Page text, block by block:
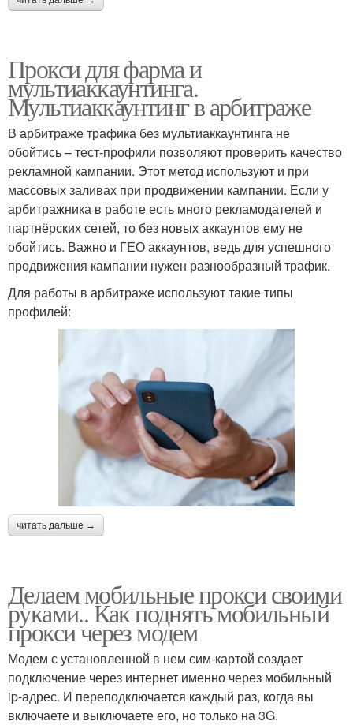
Прокси для фарма и
мультиаккаунтинга.
Мультиаккаунтинг в арбитраже
В арбитраже трафика без мультиаккаунтинга не
обойтись – тест-профили позволяют проверить качество
рекламной кампании. Этот метод используют и при
массовых заливах при продвижении кампании. Если у
арбитражника в работе есть много рекламодателей и
партнёрских сетей, то без новых аккаунтов ему не
обойтись. Важно и ГЕО аккаунтов, ведь для успешного
продвижения кампании нужен разнообразный трафик.
Для работы в арбитраже используют такие типы
профилей:
читать дальше →
Делаем мобильные прокси своими
руками.. Как поднять мобильный
прокси через модем
Модем с установленной в нем сим-картой создает
подключение через интернет именно через мобильный
ip-адрес. И переподключается каждый раз, когда вы
включаете и выключаете его, но только на 3G.